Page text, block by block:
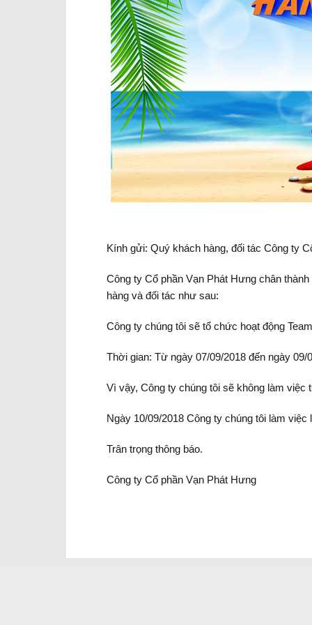
Kính gửi: Quý khách hàng, đối tác Công ty
Công ty Cổ phần Vạn Phát Hưng chân
hàng và đối tác như sau:
Công ty chúng tôi sẽ tổ chức hoạt động
Thời gian: Từ ngày 07/09/2018 đến ngày 09/
Vì vậy, Công ty chúng tôi sẽ không làm việc
Ngày 10/09/2018 Công ty chúng tôi làm việc
Trân trọng thông báo.
Công ty Cổ phần Vạn Phát Hưng